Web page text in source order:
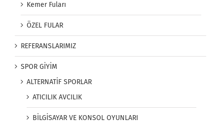
Kemer Fuları
ÖZEL FULAR
REFERANSLARIMIZ
SPOR GİYİM
ALTERNATİF SPORLAR
ATICILIK AVCILIK
BİLGİSAYAR VE KONSOL OYUNLARI